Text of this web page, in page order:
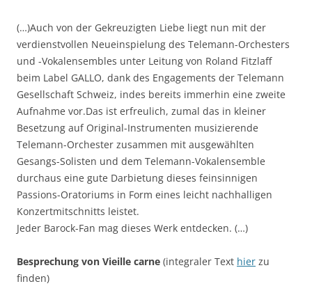
(…)Auch von der Gekreuzigten Liebe liegt nun mit der
verdienstvollen Neueinspielung des Telemann-Orchesters
und -Vokalensembles unter Leitung von Roland Fitzlaff
beim Label GALLO, dank des Engagements der Telemann
Gesellschaft Schweiz, indes bereits immerhin eine zweite
Aufnahme vor.Das ist erfreulich, zumal das in kleiner
Besetzung auf Original-Instrumenten musizierende
Telemann-Orchester zusammen mit ausgewählten
Gesangs-Solisten und dem Telemann-Vokalensemble
durchaus eine gute Darbietung dieses feinsinnigen
Passions-Oratoriums in Form eines leicht nachhalligen
Konzertmitschnitts leistet.
Jeder Barock-Fan mag dieses Werk entdecken. (…)
Besprechung von Vieille carne (integraler Text hier zu
finden)